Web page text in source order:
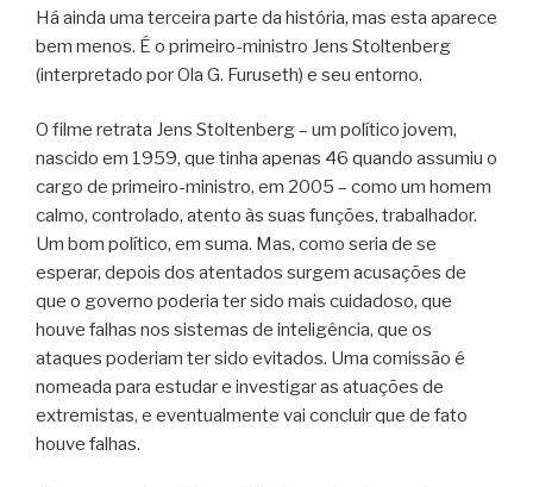
Há ainda uma terceira parte da história, mas esta aparece
bem menos. É o primeiro-ministro Jens Stoltenberg
(interpretado por Ola G. Furuseth) e seu entorno.
O filme retrata Jens Stoltenberg – um político jovem,
nascido em 1959, que tinha apenas 46 quando assumiu o
cargo de primeiro-ministro, em 2005 – como um homem
calmo, controlado, atento às suas funções, trabalhador.
Um bom político, em suma. Mas, como seria de se
esperar, depois dos atentados surgem acusações de
que o governo poderia ter sido mais cuidadoso, que
houve falhas nos sistemas de inteligência, que os
ataques poderiam ter sido evitados. Uma comissão é
nomeada para estudar e investigar as atuações de
extremistas, e eventualmente vai concluir que de fato
houve falhas.